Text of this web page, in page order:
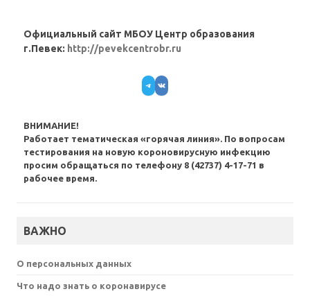
Официальный сайт МБОУ Центр образования
г.Певек: http://pevekcentrobr.ru
Telegram
VK
ВНИМАНИЕ!
Работает тематическая «горячая линия». По вопросам
тестирования на новую короновирусную инфекцию
просим обращаться по телефону 8 (42737) 4-17-71 в
рабочее время.
ВАЖНО
О персональных данных
Что надо знать о коронавирусе